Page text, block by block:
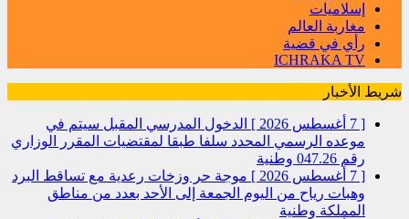
إسلاميات
مغاربة العالم
رأي في قضية
ICHRAKA TV
شريط الأخبار
[ 7 أغسطس 2026 ]
الدخول المدرسي المقبل سیتم في
موعده الرسمي المحدد سلفا طبقا لمقتضیات المقرر الوزاري
رقم 047.26
وطنية
[ 7 أغسطس 2026 ]
موجة حر وزخات رعدية مع تساقط البرد
وهبات رياح من اليوم الجمعة إلى الأحد بعدد من مناطق
المملكة وطنية